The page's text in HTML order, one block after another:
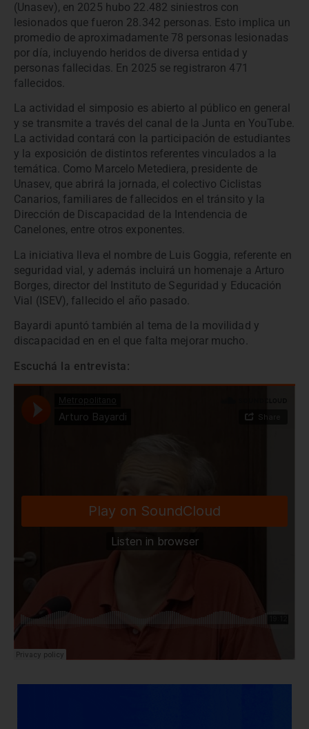
(Unasev), en 2025 hubo 22.482 siniestros con
lesionados que fueron 28.342 personas. Esto implica un
promedio de aproximadamente 78 personas lesionadas
por día, incluyendo heridos de diversa entidad y
personas fallecidas. En 2025 se registraron 471
fallecidos.
La actividad el simposio es abierto al público en general
y se transmite a través del canal de la Junta en YouTube.
La actividad contará con la participación de estudiantes
y la exposición de distintos referentes vinculados a la
temática. Como Marcelo Metediera, presidente de
Unasev, que abrirá la jornada, el colectivo Ciclistas
Canarios, familiares de fallecidos en el tránsito y la
Dirección de Discapacidad de la Intendencia de
Canelones, entre otros exponentes.
La iniciativa lleva el nombre de Luis Goggia, referente en
seguridad vial, y además incluirá un homenaje a Arturo
Borges, director del Instituto de Seguridad y Educación
Vial (ISEV), fallecido el año pasado.
Bayardi apuntó también al tema de la movilidad y
discapacidad en en el que falta mejorar mucho.
Escuchá la entrevista: